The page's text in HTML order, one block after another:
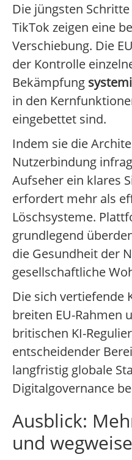
Die jüngsten
TikTok zeigen eine
Verschiebung. Die
der Kontrolle
Bekämpfung
in den
eingebettet sind.
Indem sie die
Nutzerbindung
Aufseher ein klares
erfordert mehr als
Löschsysteme.
grundlegend
die Gesundheit der
gesellschaftliche
Die sich vertiefende
breiten EU-Rahmen
britischen KI-
entscheidender
langfristig globale
Digitalgovernance
Ausblick:
und